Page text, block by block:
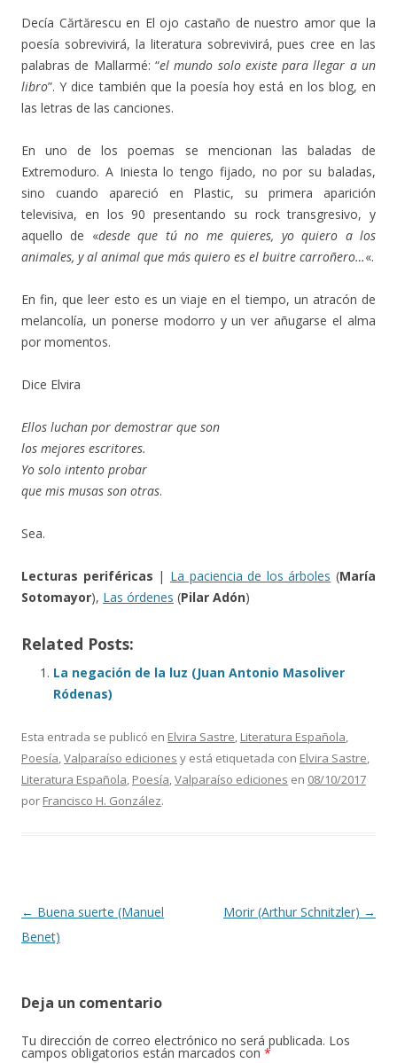
Decía Cărtărescu en El ojo castaño de nuestro amor que la
poesía sobrevivirá, la literatura sobrevivirá, pues cree en las
palabras de Mallarmé: “el mundo solo existe para llegar a un
libro”. Y dice también que la poesía hoy está en los blog, en
las letras de las canciones.
En uno de los poemas se mencionan las baladas de
Extremoduro. A Iniesta lo tengo fijado, no por su baladas,
sino cuando apareció en Plastic, su primera aparición
televisiva, en los 90 presentando su rock transgresivo, y
aquello de «desde que tú no me quieres, yo quiero a los
animales, y al animal que más quiero es el buitre carroñero…«.
En fin, que leer esto es un viaje en el tiempo, un atracón de
melancolía, un ponerse modorro y un ver añugarse el alma
por momentos.
Dice Elvira
Ellos luchan por demostrar que son
los mejores escritores.
Yo solo intento probar
que mis musas son otras.
Sea.
Lecturas periféricas | La paciencia de los árboles (María
Sotomayor), Las órdenes (Pilar Adón)
Related Posts:
La negación de la luz (Juan Antonio Masoliver
Ródenas)
Esta entrada se publicó en Elvira Sastre, Literatura Española,
Poesía,Valparaíso ediciones y está etiquetada con Elvira Sastre,
Literatura Española, Poesía,Valparaíso ediciones en 08/10/2017
por Francisco H. González.
Navegación de entradas
← Buena suerte (Manuel
Benet)
Morir (Arthur Schnitzler) →
Deja un comentario
Tu dirección de correo electrónico no será publicada. Los
campos obligatorios están marcados con *